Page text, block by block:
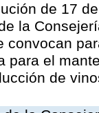
de 17
la
convocan
para el
de